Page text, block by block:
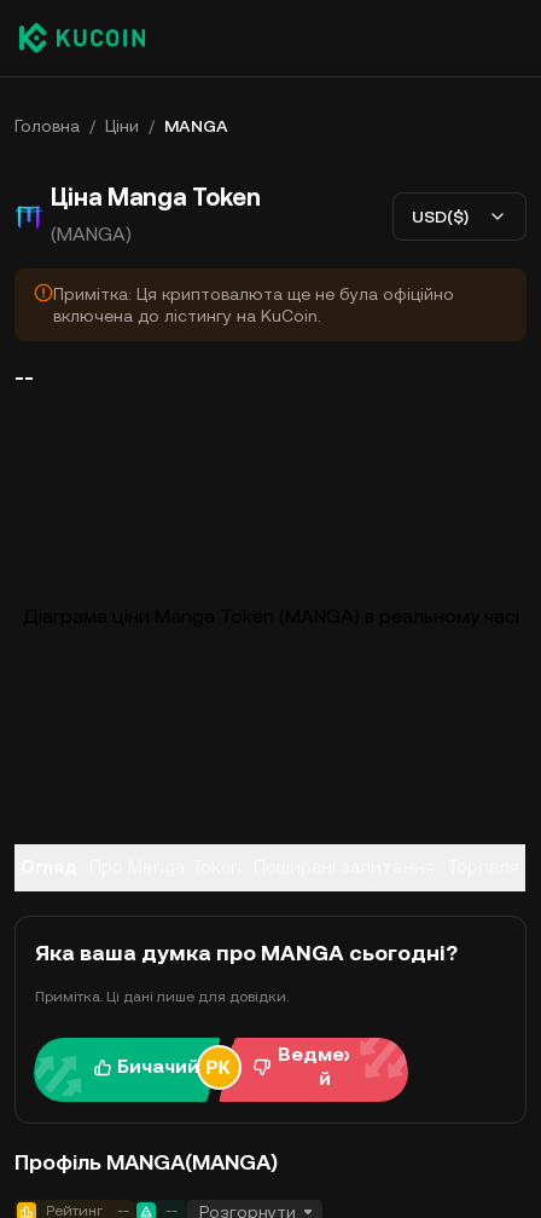
Головна / Ціни / MANGA
Ціна Manga Token
(MANGA)
USD($)
Примітка: Ця криптовалюта ще не була офіційно
включена до лістингу на KuCoin.
--
Яка ваша думка про MANGA сьогодні?
Примітка. Ці дані лише для довідки.
Бичачий
Ведмежи
й
Профіль MANGA(MANGA)
Рейтинг -- -- Розгорнути